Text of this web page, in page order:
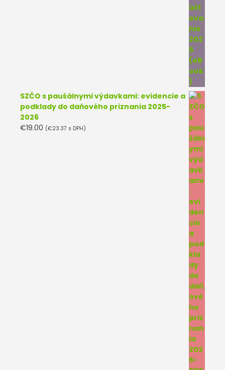
SZČO s paušálnymi výdavkami: evidencie a
podklady do daňového priznania 2025-
2026
€19.00 (€23.37 s DPH)